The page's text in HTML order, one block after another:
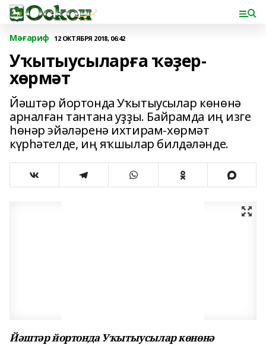
Мәғариф 12 ОКТЯБРЯ 2018, 06:42
Уҡытыусыларға ҡәҙер-
хөрмәт
Йәштәр йортонда Уҡытыусылар көнөнә
арналған тантана уҙҙы. Байрамда иң изге
һөнәр эйәләренә ихтирам-хөрмәт
күрһәтелде, иң яҡшылар билдәләнде.
Йәштәр йортонда Уҡытыусылар көнөнә